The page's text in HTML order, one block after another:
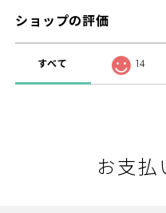
ショップの評価
すべて 14
お支払